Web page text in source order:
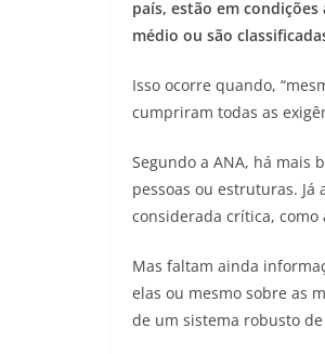
país, estão em
médio ou são
Isso ocorre quando,
cumpriram todas as
Segundo a ANA, há mais
pessoas ou estruturas.
considerada crítica,
Mas faltam ainda
elas ou mesmo sobre as
de um sistema robusto